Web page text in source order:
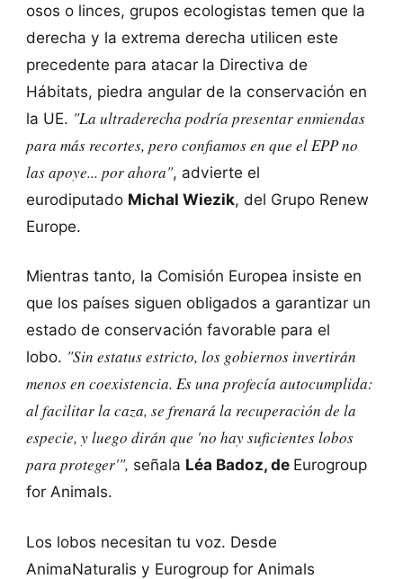
osos o linces, grupos ecologistas temen que la
derecha y la extrema derecha utilicen este
precedente para atacar la Directiva de
Hábitats, piedra angular de la conservación en
la UE. "La ultraderecha podría presentar enmiendas
para más recortes, pero confiamos en que el EPP no
las apoye... por ahora", advierte el
eurodiputado Michal Wiezik, del Grupo Renew
Europe.
Mientras tanto, la Comisión Europea insiste en
que los países siguen obligados a garantizar un
estado de conservación favorable para el
lobo. "Sin estatus estricto, los gobiernos invertirán
menos en coexistencia. Es una profecía autocumplida:
al facilitar la caza, se frenará la recuperación de la
especie, y luego dirán que 'no hay suficientes lobos
para proteger'", señala Léa Badoz, de Eurogroup
for Animals.
Los lobos necesitan tu voz. Desde
AnimaNaturalis y Eurogroup for Animals